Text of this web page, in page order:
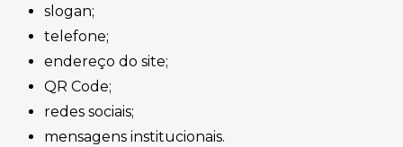
slogan;
telefone;
endereço do site;
QR Code;
redes sociais;
mensagens institucionais.